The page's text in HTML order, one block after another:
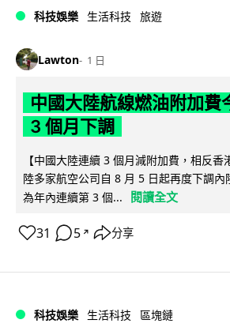
科技娛樂 生活科技 旅遊
Lawton 1 日
中國大陸航線燃油附加費
3 個月下調
【中國大陸連續 3 個月減附加費，相反
陸多家航空公司自 8 月 5 日起再度下調內
為年內連續第 3 個...
閱讀全文
31 5 ↗ 分享
科技娛樂 生活科技 區塊鏈